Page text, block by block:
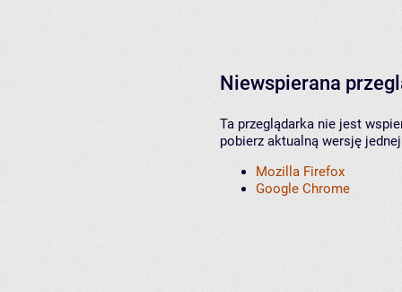
Niewspierana
Ta przeglądarka nie jest
pobierz aktualną wersję
Mozilla Firefox
Google Chrome